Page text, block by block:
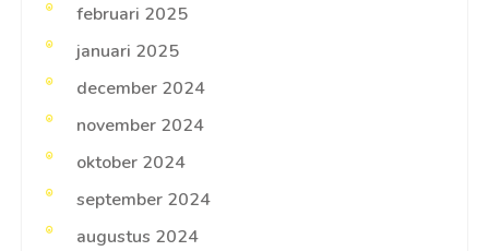
februari 2025
januari 2025
december 2024
november 2024
oktober 2024
september 2024
augustus 2024